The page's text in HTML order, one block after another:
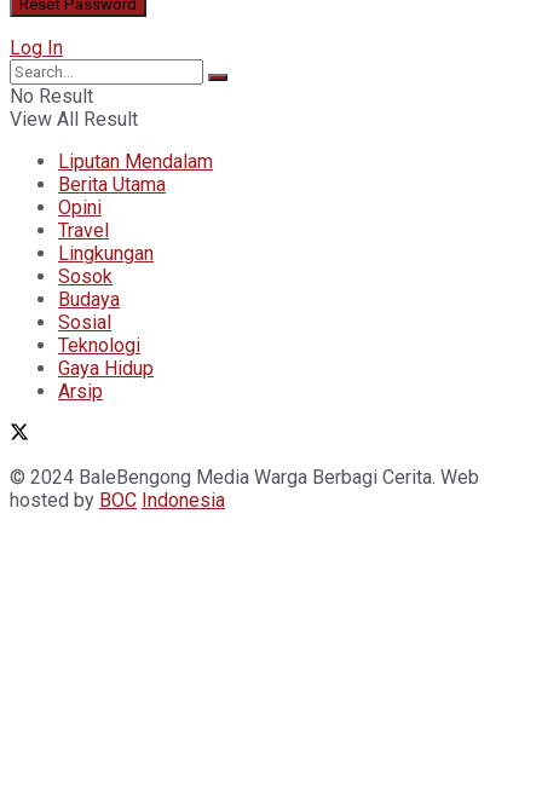
Log In
No Result
View All Result
Liputan Mendalam
Berita Utama
Opini
Travel
Lingkungan
Sosok
Budaya
Sosial
Teknologi
Gaya Hidup
Arsip
© 2024 BaleBengong Media Warga Berbagi Cerita. Web
hosted by BOC Indonesia